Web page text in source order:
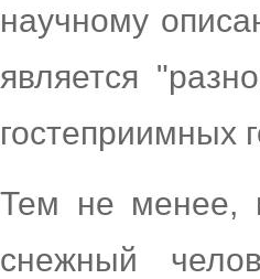
научному
является
гостеприимных
Тем не менее,
снежный